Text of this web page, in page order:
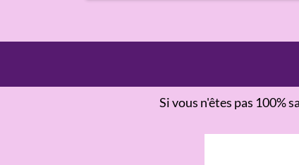
Si vous n'êtes pas 100%